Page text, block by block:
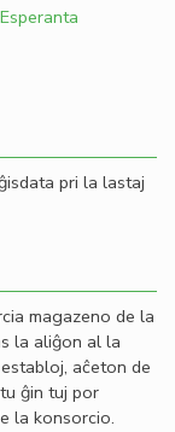
Esperanta
pri la lastaj
magazeno de la
la aliĝon al la
aĉeton de
ĝin tuj por
la konsorcio.